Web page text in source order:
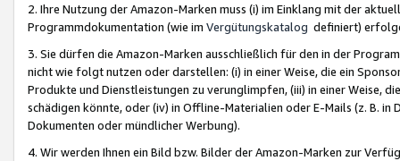
2. Ihre Nutzung der Amazon-Marken muss (i) im Einklang mit der
Programmdokumentation (wie im Vergütungskatalog definiert)
3. Sie dürfen die Amazon-Marken ausschließlich für den in der
nicht wie folgt nutzen oder darstellen: (i) in einer Weise, die ein
Produkte und Dienstleistungen zu verunglimpfen, (iii) in einer Weise,
schädigen könnte, oder (iv) in Offline-Materialien oder E-Mails (z. B. in
Dokumenten oder mündlicher Werbung).
4. Wir werden Ihnen ein Bild bzw. Bilder der Amazon-Marken zur